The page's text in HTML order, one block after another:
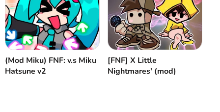
(Mod Miku) FNF: v.s Miku
Hatsune v2
[FNF] Х Little
Nightmares' (mod)